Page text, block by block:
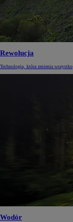
Rewolucja
Technologia, która zmienia wszystko
Wodór